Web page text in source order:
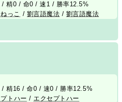
精0 / 命0 / 速1 / 勝率12.5%
っこ / 劉言語魔法 / 劉言語魔法
精16 / 命0 / 速0 / 勝率12.5%
トハー / エクセプトハー